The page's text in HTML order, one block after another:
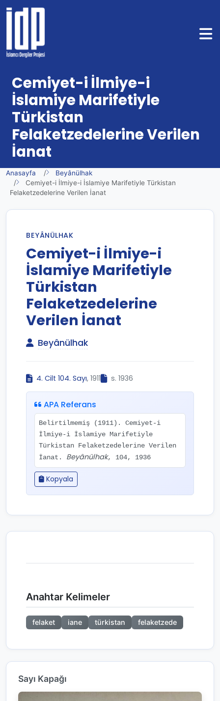
Cemiyet-i İlmiye-i
İslamiye Marifetiyle
Türkistan
Felaketzedelerine Verilen
İanat
Anasayfa
Beyânülhak
Cemiyet-i İlmiye-i İslamiye Marifetiyle Türkistan
Felaketzedelerine Verilen İanat
BEYÂNÜLHAK
Cemiyet-i İlmiye-i
İslamiye Marifetiyle
Türkistan
Felaketzedelerine
Verilen İanat
Beyânülhak
4. Cilt 104. Sayı, 1911 s. 1936
APA Referans
Belirtilmemiş (1911). Cemiyet-i
İlmiye-i İslamiye Marifetiyle
Türkistan Felaketzedelerine Verilen
İanat. Beyânülhak, 104, 1936
Kopyala
Anahtar Kelimeler
felaket iane türkistan felaketzede
Sayı Kapağı